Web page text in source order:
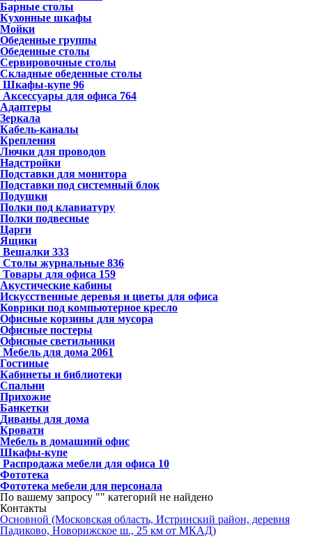
Барные столы
Кухонные шкафы
Мойки
Обеденные группы
Обеденные столы
Сервировочные столы
Складные обеденные столы
Шкафы-купе 96
Аксессуары для офиса 764
Адаптеры
Зеркала
Кабель-каналы
Крепления
Лючки для проводов
Надстройки
Подставки для монитора
Подставки под системный блок
Подушки
Полки под клавиатуру
Полки подвесные
Царги
Ящики
Вешалки 333
Столы журнальные 836
Товары для офиса 159
Акустические кабины
Искусственные деревья и цветы для офиса
Коврики под компьютерное кресло
Офисные корзины для мусора
Офисные постеры
Офисные светильники
Мебель для дома 2061
Гостиные
Кабинеты и библиотеки
Спальни
Прихожие
Банкетки
Диваны для дома
Кровати
Мебель в домашний офис
Шкафы-купе
Распродажа мебели для офиса 10
Фототека
Фототека мебели для персонала
По вашему запросу "" категорий не найдено
Контакты
Основной (Московская область, Истринский район, деревня
Падиково, Новорижское ш., 25 км от МКАД)